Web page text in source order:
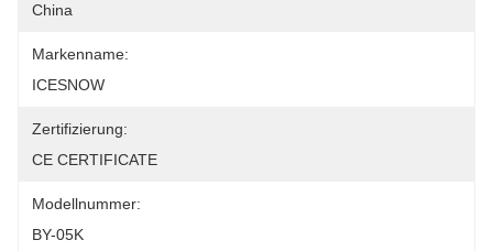
China
Markenname:
ICESNOW
Zertifizierung:
CE CERTIFICATE
Modellnummer:
BY-05K